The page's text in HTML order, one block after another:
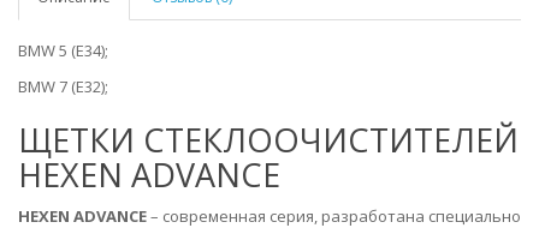
BMW 5 (E34);
BMW 7 (E32);
ЩЕТКИ СТЕКЛООЧИСТИТЕЛЕЙ
HEXEN ADVANCE
HEXEN ADVANCE– современная серия, разработана специально